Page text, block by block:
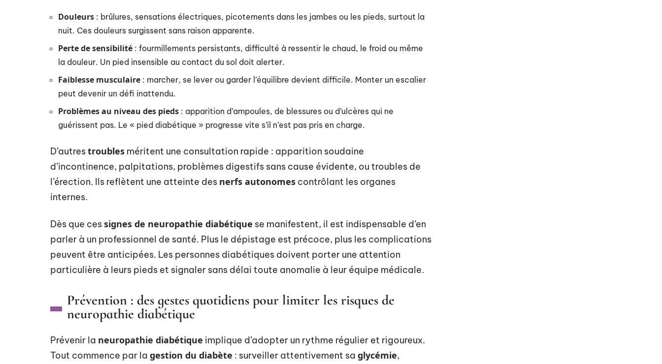
Douleurs : brûlures, sensations électriques, picotements dans les jambes ou les pieds, surtout la
nuit. Ces douleurs surgissent sans raison apparente.
Perte de sensibilité : fourmillements persistants, difficulté à ressentir le chaud, le froid ou même
la douleur. Un pied insensible au contact du sol doit alerter.
Faiblesse musculaire : marcher, se lever ou garder l’équilibre devient difficile. Monter un escalier
peut devenir un défi inattendu.
Problèmes au niveau des pieds : apparition d’ampoules, de blessures ou d’ulcères qui ne
guérissent pas. Le « pied diabétique » progresse vite s’il n’est pas pris en charge.
D’autrestroubles méritent une consultation rapide : apparition soudaine
d’incontinence, palpitations, problèmes digestifs sans cause évidente, ou troubles de
l’érection. Ils reflètent une atteinte des nerfs autonomes contrôlant les organes
internes.
Dès que cessignes de neuropathie diabétique se manifestent, il est indispensable d’en
parler à un professionnel de santé. Plus le dépistage est précoce, plus les complications
peuvent être anticipées. Les personnes diabétiques doivent porter une attention
particulière à leurs pieds et signaler sans délai toute anomalie à leur équipe médicale.
Prévention : des gestes quotidiens pour limiter les risques de
neuropathie diabétique
Prévenir la neuropathie diabétique implique d’adopter un rythme régulier et rigoureux.
Tout commence par la gestion du diabète : surveiller attentivement sa glycémie,